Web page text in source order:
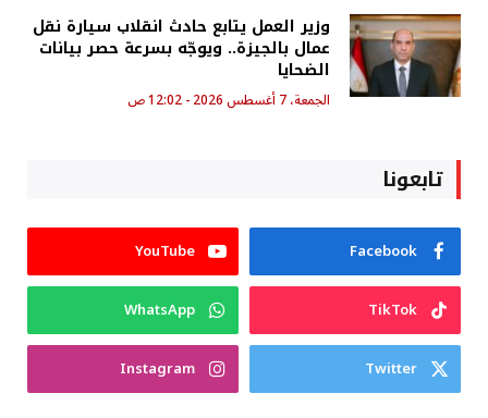
وزير العمل يتابع حادث انقلاب سيارة نقل
عمال بالجيزة.. ويوجّه بسرعة حصر بيانات
الضحايا
الجمعة، 7 أغسطس 2026 - 12:02 ص
تابعونا
Facebook
YouTube
TikTok
WhatsApp
Twitter
Instagram